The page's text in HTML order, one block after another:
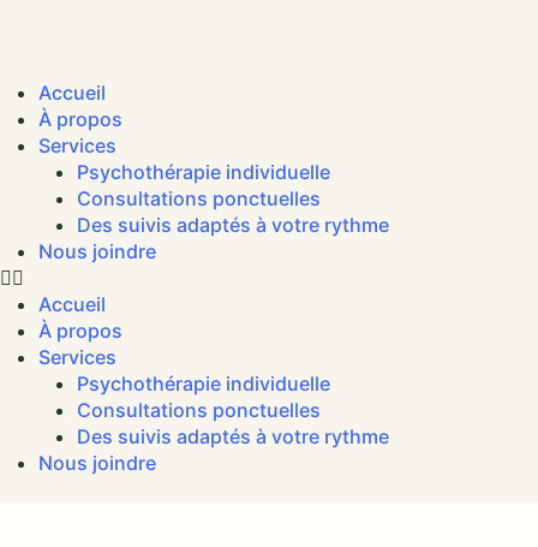
Accueil
À propos
Services
Psychothérapie individuelle
Consultations ponctuelles
Des suivis adaptés à votre rythme
Nous joindre
Accueil
À propos
Services
Psychothérapie individuelle
Consultations ponctuelles
Des suivis adaptés à votre rythme
Nous joindre